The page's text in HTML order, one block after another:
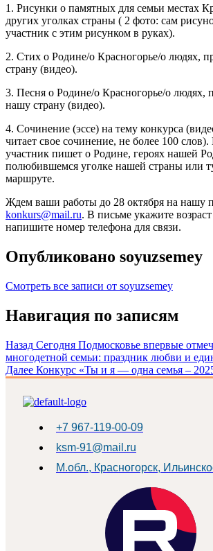
1. Рисунки о памятных для семьи местах
других уголках страны ( 2 фото: сам
участник с этим рисунком в руках).
2. ⁠Стих о Родине/о Красногорье/о людях,
страну (видео).
3. ⁠Песня о Родине/о Красногорье/о людях,
нашу страну (видео).
4. ⁠Сочинение (эссе) на тему конкурса
читает свое сочинение, не более 100
участник пишет о Родине, героях нашей
полюбившемся уголке нашей страны или
маршруте.
Ждем ваши работы до 28 октября на нашу
konkurs@mail.ru. В письме укажите
напишите номер телефона для связи.
Опубликовано soyuzsemey
Смотреть все записи от soyuzsemey
Навигация по записям
Назад Сегодня Подмосковье впервые
многодетной семьи: праздник любви и
Далее Конкурс «Ты и я — одна семья –
+7 967-119-00-09
ksm-91@mail.ru
М.обл., Красногорск,